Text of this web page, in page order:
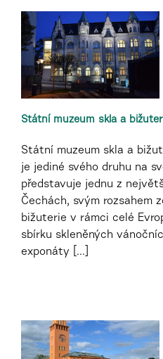
Státní muzeum skla a
Státní muzeum skla a
je jediné svého druhu na
představuje jednu z
Čechách, svým rozsahem
bižuterie v rámci celé
sbírku skleněných
exponáty [...]